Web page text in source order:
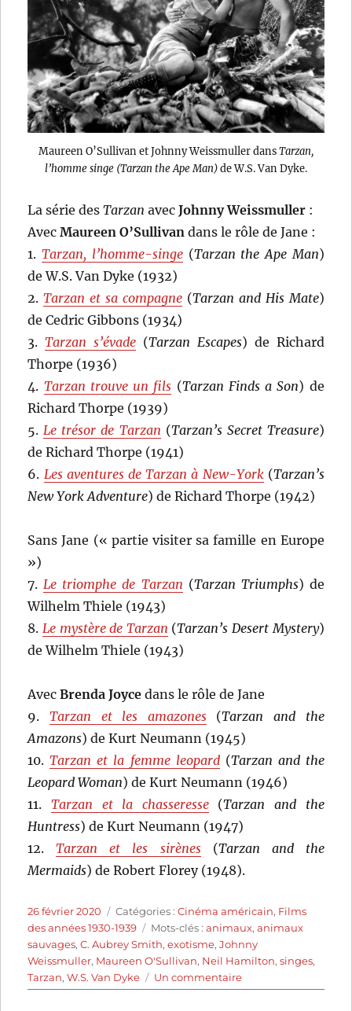
Maureen O’Sullivan et Johnny Weissmuller dansTarzan,
l’homme singe (Tarzan the Ape Man)de W.S. Van Dyke.
La série desTarzan avecJohnny Weissmuller :
AvecMaureen O’Sullivan dans le rôle de Jane :
1.Tarzan, l’homme-singe(Tarzan the Ape Man)
de W.S. Van Dyke (1932)
2.Tarzan et sa compagne (Tarzan and His Mate)
de Cedric Gibbons (1934)
3.Tarzan s’évade (Tarzan Escapes) de Richard
Thorpe (1936)
4. Tarzan trouve un fils (Tarzan Finds a Son) de
Richard Thorpe (1939)
5.Le trésor de Tarzan (Tarzan’s Secret Treasure)
de Richard Thorpe (1941)
6. Les aventures de Tarzan à New-York(Tarzan’s
New York Adventure) de Richard Thorpe (1942)
Sans Jane (« partie visiter sa famille en Europe
»)
7.Le triomphe de Tarzan (Tarzan Triumphs) de
Wilhelm Thiele (1943)
8. Le mystère de Tarzan (Tarzan’s Desert Mystery)
de Wilhelm Thiele (1943)
AvecBrenda Joyce dans le rôle de Jane
9. Tarzan et les amazones(Tarzan and the
Amazons) de Kurt Neumann (1945)
10.Tarzan et la femme leopard(Tarzan and the
Leopard Woman) de Kurt Neumann (1946)
11. Tarzan et la chasseresse(Tarzan and the
Huntress) de Kurt Neumann (1947)
12.Tarzan et les sirènes(Tarzan and the
Mermaids) de Robert Florey (1948).
Publié
le
26 février 2020 Catégories
Catégories :Cinéma américain, Films
des années 1930-1939
Étiquettes
Mots-clés :animaux,animaux
sauvages,C. Aubrey Smith,exotisme,Johnny
Weissmuller, Maureen O'Sullivan, Neil Hamilton,singes,
Tarzan,W.S. Van Dyke Un commentairesur
Tarzan,